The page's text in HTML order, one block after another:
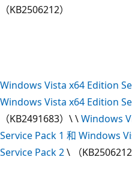
（KB2506212）
Windows Vista x64 Edition
Windows Vista x64 Edition
（KB2491683）\ \Windows
Service Pack 1 和 Windows
Service Pack 2\ （KB2506212